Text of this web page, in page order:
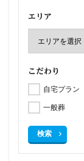
エリア
こだわり
自宅プラン
一般葬
検索